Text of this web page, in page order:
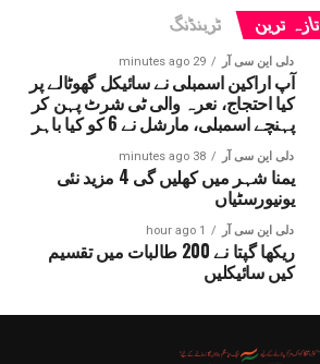
تازہ ترین ٹرینڈنگ
دلی این سی آر 29 minutes ago
آپ اراکین اسمبلی نے سائیکل گھوٹالے پر
کیا احتجاج، نعرہ والی ٹی شرٹ پہن کر
پہنچے اسمبلی، مارشل نے 6 کو کیا باہر
دلی این سی آر 38 minutes ago
یمنا شہر میں کھلیں گی 4 مزید نئی
یونیورسٹیاں
دلی این سی آر 1 hour ago
ریکھا گپتا نے 200 طالبات میں تقسیم
کیں سائیکلیں